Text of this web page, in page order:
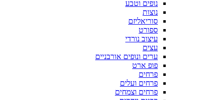
נופים וטבע
נוצות
סוריאליזם
ספורט
עיצוב נורדי
עצים
ערים ונופים אורבניים
פופ ארט
פרחים
פרחים ועלים
פרחים וצמחים